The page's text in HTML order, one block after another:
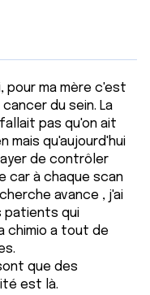
pour ma mère c'est
du sein. La
pas qu'on ait
mais qu'aujourd'hui
de contrôler
car à chaque scan
avance , j'ai
patients qui
chimio a tout de
que des
est là.